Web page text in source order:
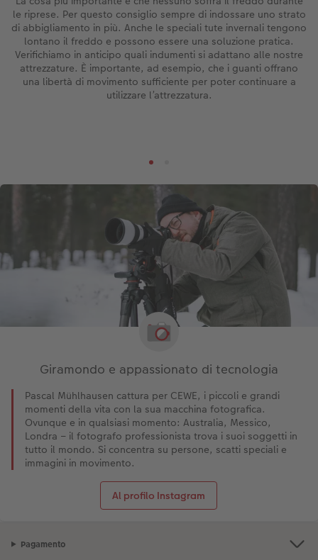
le riprese. Per questo consiglio sempre di indossare uno strato
di abbigliamento in più. Anche le speciali tute invernali tengono
lontano il freddo e possono essere una soluzione pratica.
Verifichiamo in anticipo quali indumenti si adattano alle nostre
attrezzature. È importante, ad esempio, che i guanti offrano
una libertà di movimento sufficiente per poter continuare a
utilizzare l’attrezzatura.
Giramondo e appassionato di tecnologia
Pascal Mühlhausen cattura per CEWE, i piccoli e grandi
momenti della vita con la sua macchina fotografica.
Ovunque e in qualsiasi momento: Australia, Messico,
Londra – il fotografo professionista trova i suoi soggetti in
tutto il mondo. Si concentra su persone, scatti speciali e
immagini in movimento.
Al profilo Instagram
Pagamento